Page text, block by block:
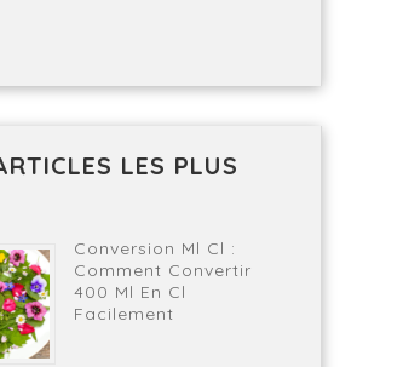
LES PLUS
Conversion Ml Cl :
Comment Convertir
400 Ml En Cl
Facilement